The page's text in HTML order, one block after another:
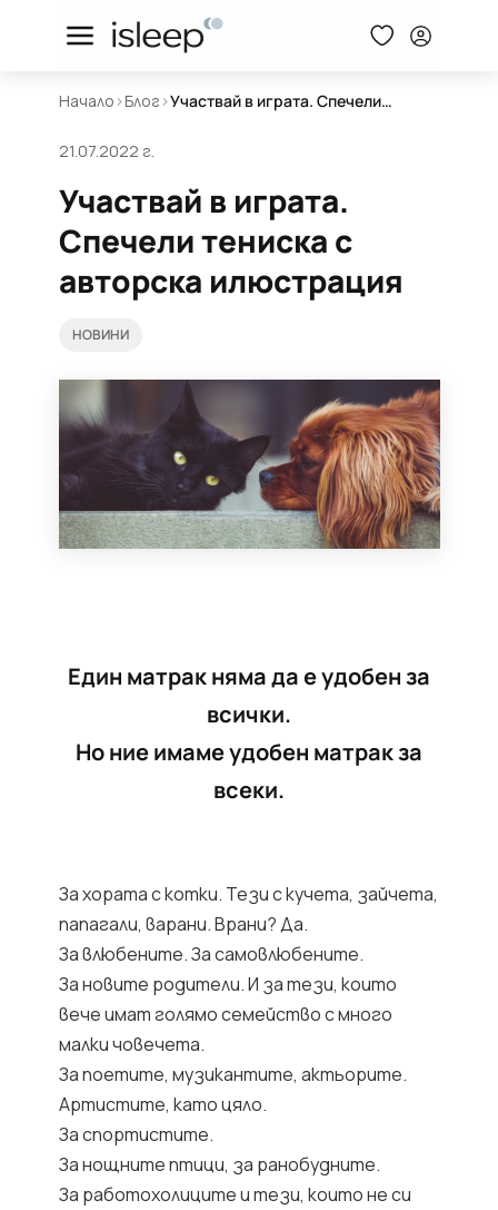
Начало >Блог > Участвай в играта. Спечели тениска с авторска илюстрация
21.07.2022 г.
Участвай в играта.
Спечели тениска с
авторска илюстрация
НОВИНИ
Един матрак няма да е удобен за
всички.
Но ние имаме удобен матрак за
всеки.
За хората с котки. Тези с кучета, зайчета,
папагали, варани. Врани? Да.
За влюбените. За самовлюбените.
За новите родители. И за тези, които
вече имат голямо семейство с много
малки човечета.
За поетите, музикантите, актьорите.
Артистите, като цяло.
За спортистите.
За нощните птици, за ранобудните.
За работохолиците и тези, които не си